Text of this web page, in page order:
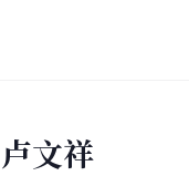
卢文祥